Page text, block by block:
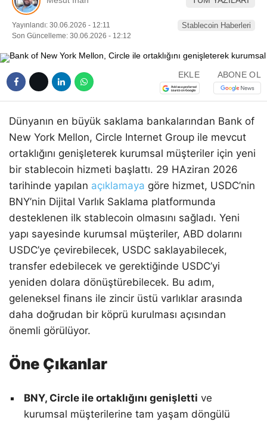
Yayınlandı: 30.06.2026 - 12:11
Son Güncelleme: 30.06.2026 - 12:12
Stablecoin Haberleri
EKLE ABONE OL
Dünyanın en büyük saklama bankalarından Bank of
New York Mellon, Circle Internet Group ile mevcut
ortaklığını genişleterek kurumsal müşteriler için yeni
bir stablecoin hizmeti başlattı. 29 HAziran 2026
tarihinde yapılan açıklamaya göre hizmet, USDC’nin
BNY’nin Dijital Varlık Saklama platformunda
desteklenen ilk stablecoin olmasını sağladı. Yeni
yapı sayesinde kurumsal müşteriler, ABD dolarını
USDC’ye çevirebilecek, USDC saklayabilecek,
transfer edebilecek ve gerektiğinde USDC’yi
yeniden dolara dönüştürebilecek. Bu adım,
geleneksel finans ile zincir üstü varlıklar arasında
daha doğrudan bir köprü kurulması açısından
önemli görülüyor.
Öne Çıkanlar
BNY, Circle ile ortaklığını genişletti ve
kurumsal müşterilerine tam yaşam döngülü